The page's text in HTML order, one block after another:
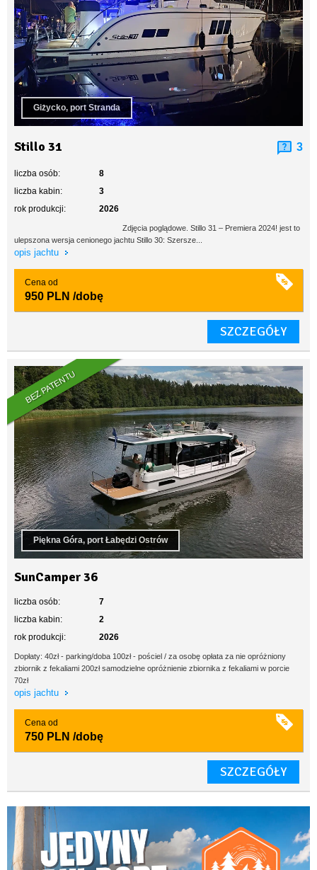
Giżycko, port Stranda
Stillo 31 3
liczba osób:
8
liczba kabin:
3
rok produkcji:
2026
Zdjęcia poglądowe. Stillo 31 – Premiera 2024! jest to
ulepszona wersja cenionego jachtu Stillo 30: Szersze...
opis jachtu
Cena od
950 PLN /dobę
SZCZEGÓŁY
BEZ PATENTU
Piękna Góra, port Łabędzi Ostrów
SunCamper 36
liczba osób:
7
liczba kabin:
2
rok produkcji:
2026
Dopłaty: 40zł - parking/doba 100zł - pościel / za osobę opłata za nie opróżniony
zbiornik z fekaliami 200zł samodzielne opróżnienie zbiornika z fekaliami w porcie
70zł
opis jachtu
Cena od
750 PLN /dobę
SZCZEGÓŁY